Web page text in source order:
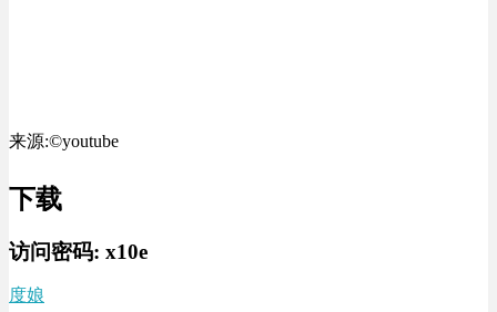
来源:©youtube
下载
访问密码: x10e
度娘